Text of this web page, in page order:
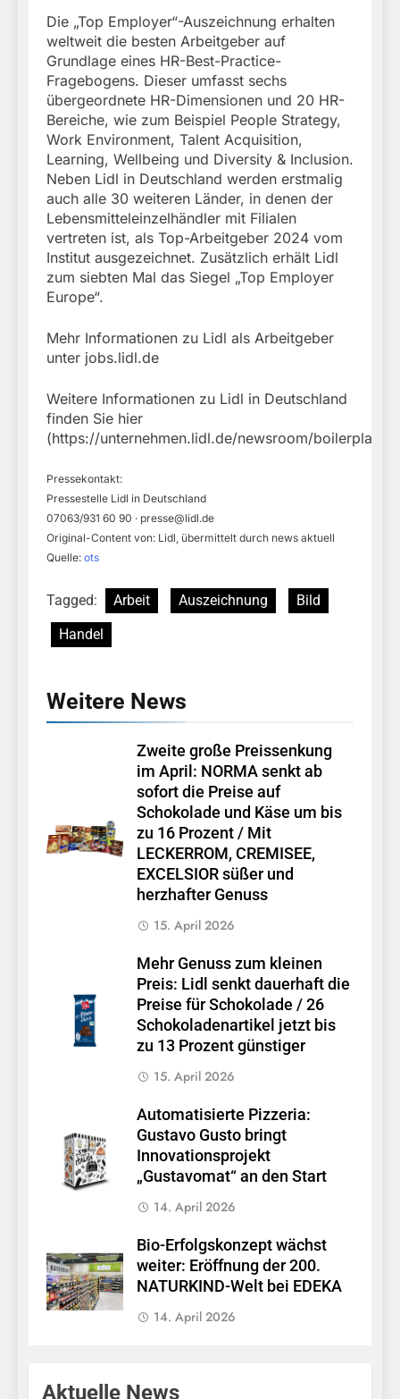
Die „Top Employer“-Auszeichnung erhalten
weltweit die besten Arbeitgeber auf
Grundlage eines HR-Best-Practice-
Fragebogens. Dieser umfasst sechs
übergeordnete HR-Dimensionen und 20 HR-
Bereiche, wie zum Beispiel People Strategy,
Work Environment, Talent Acquisition,
Learning, Wellbeing und Diversity & Inclusion.
Neben Lidl in Deutschland werden erstmalig
auch alle 30 weiteren Länder, in denen der
Lebensmitteleinzelhändler mit Filialen
vertreten ist, als Top-Arbeitgeber 2024 vom
Institut ausgezeichnet. Zusätzlich erhält Lidl
zum siebten Mal das Siegel „Top Employer
Europe“.
Mehr Informationen zu Lidl als Arbeitgeber
unter jobs.lidl.de
Weitere Informationen zu Lidl in Deutschland
finden Sie hier
(https://unternehmen.lidl.de/newsroom/boilerplate).
Pressekontakt:
Pressestelle Lidl in Deutschland
07063/931 60 90 · presse@lidl.de
Original-Content von: Lidl, übermittelt durch news aktuell
Quelle: ots
Tagged: Arbeit Auszeichnung
Bild
Handel
Weitere News
Zweite große Preissenkung
im April: NORMA senkt ab
sofort die Preise auf
Schokolade und Käse um bis
zu 16 Prozent / Mit
LECKERROM, CREMISEE,
EXCELSIOR süßer und
herzhafter Genuss
15. April 2026
Mehr Genuss zum kleinen
Preis: Lidl senkt dauerhaft die
Preise für Schokolade / 26
Schokoladenartikel jetzt bis
zu 13 Prozent günstiger
15. April 2026
Automatisierte Pizzeria:
Gustavo Gusto bringt
Innovationsprojekt
„Gustavomat“ an den Start
14. April 2026
Bio-Erfolgskonzept wächst
weiter: Eröffnung der 200.
NATURKIND-Welt bei EDEKA
14. April 2026
Aktuelle News